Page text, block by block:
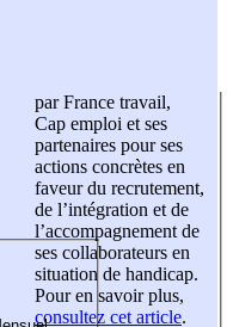
par France travail,
Cap emploi et ses
partenaires pour ses
actions concrètes en
faveur du recrutement,
de l’intégration et de
l’accompagnement de
ses collaborateurs en
situation de handicap.
Pour en savoir plus,
consultez cet article.